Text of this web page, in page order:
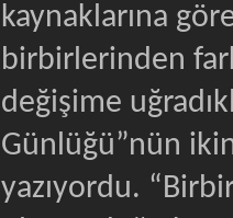
kaynaklarına
birbirlerinden
değişime
Günlüğü”nün
yazıyordu.